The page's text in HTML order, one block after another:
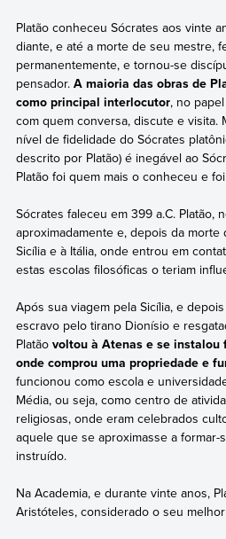
Platão conheceu Sócrates aos vinte
diante, e até a morte de seu mestre,
permanentemente, e tornou-se
pensador. A maioria das obras de
como principal interlocutor, no
com quem conversa, discute e visita.
nível de fidelidade do Sócrates
descrito por Platão) é inegável ao
Platão foi quem mais o conheceu e
Sócrates faleceu em 399 a.C. Platão,
aproximadamente e, depois da morte
Sicília e à Itália, onde entrou em
estas escolas filosóficas o teriam
Após sua viagem pela Sicília, e
escravo pelo tirano Dionísio e
Platãovoltou à Atenas e se instalou
onde comprou uma propriedade e
funcionou como escola e
Média, ou seja, como centro de
religiosas, onde eram celebrados
aquele que se aproximasse a
instruído.
Na Academia, e durante vinte anos,
Aristóteles, considerado o seu